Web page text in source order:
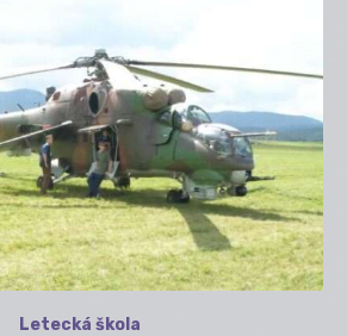
Letecká škola